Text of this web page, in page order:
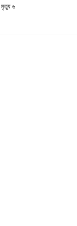
মৃত্যু ৬